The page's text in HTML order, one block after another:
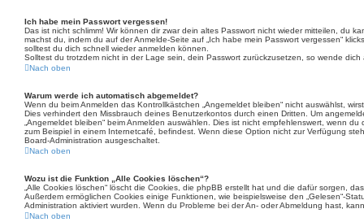
Ich habe mein Passwort vergessen!
Das ist nicht schlimm! Wir können dir zwar dein altes Passwort nicht wieder mitteilen, du
machst du, indem du auf der Anmelde-Seite auf „Ich habe mein Passwort vergessen“
solltest du dich schnell wieder anmelden können.
Solltest du trotzdem nicht in der Lage sein, dein Passwort zurückzusetzen, so wende
Nach oben
Warum werde ich automatisch abgemeldet?
Wenn du beim Anmelden das Kontrollkästchen „Angemeldet bleiben“ nicht auswählst,
Dies verhindert den Missbrauch deines Benutzerkontos durch einen Dritten. Um
„Angemeldet bleiben“ beim Anmelden auswählen. Dies ist nicht empfehlenswert, wenn
zum Beispiel in einem Internetcafé, befindest. Wenn diese Option nicht zur Verfügung
Board-Administration ausgeschaltet.
Nach oben
Wozu ist die Funktion „Alle Cookies löschen“?
„Alle Cookies löschen“ löscht die Cookies, die phpBB erstellt hat und die dafür sorgen,
Außerdem ermöglichen Cookies einige Funktionen, wie beispielsweise den „Gelesen“-
Administration aktiviert wurden. Wenn du Probleme bei der An- oder Abmeldung hast,
Nach oben